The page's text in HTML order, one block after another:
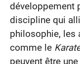
développement
discipline qui
philosophie, les
comme le
peuvent être